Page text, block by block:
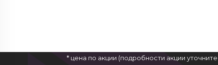
* цена по акции (подробности акции